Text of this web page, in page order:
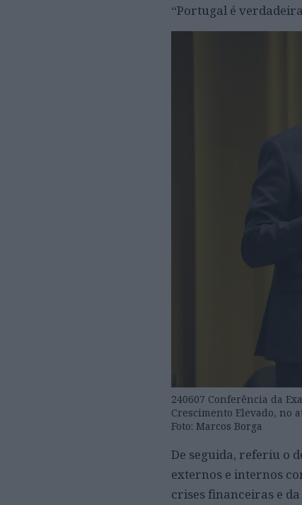
“Portugal é
240607 Conferência da
Crescimento Elevado, no
Foto: Marcos Borga
De seguida, referiu o
externos e internos
crises financeiras e